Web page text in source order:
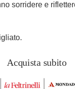
sorridere e
Acquista subito